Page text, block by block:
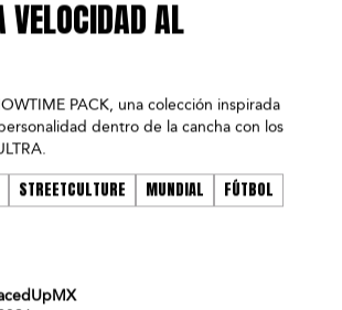
VELOCIDAD AL
PACK, una colección inspirada
dentro de la cancha con los
STREETCULTURE MUNDIAL
FÚTBOL